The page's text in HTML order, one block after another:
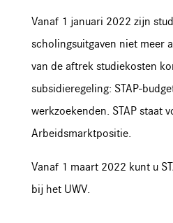
Vanaf 1 januari 2022 zijn
scholingsuitgaven niet meer
van de aftrek studiekosten
subsidieregeling: STAP-
werkzoekenden. STAP staat
Arbeidsmarktpositie.
Vanaf 1 maart 2022 kunt u
bij het UWV.